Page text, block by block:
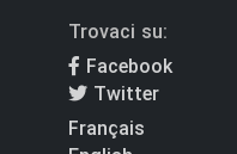
Trovaci su:
Facebook
Twitter
Français